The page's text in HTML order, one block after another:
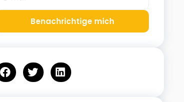
Benachrichtige mich